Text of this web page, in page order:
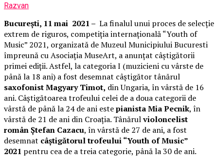
Razvan
București, 11 mai 2021 – La finalul unui proces de selecție
extrem de riguros, competiția internațională “Youth of
Music” 2021, organizată de Muzeul Municipiului Bucuresti
împreună cu Asociația MuseArt, a anunțat câștigătorii
primei ediții. Astfel, la categoria I (muzicieni cu vârste de
până la 18 ani) a fost desemnat câștigător tânărul
saxofonist Magyary Timot, din Ungaria, în vârstă de 16
ani. Câștigătoarea trofeului celei de a doua categorii de
vârstă de până la 24 de ani estepianista Mia Pecnik, în
vârstă de 21 de ani din Croația. Tânărulvioloncelist
român Ștefan Cazacu, în vârstă de 27 de ani, a fost
desemnat câștigătorul trofeului “Youth of Music”
2021 pentru cea de a treia categorie, până la 30 de ani.